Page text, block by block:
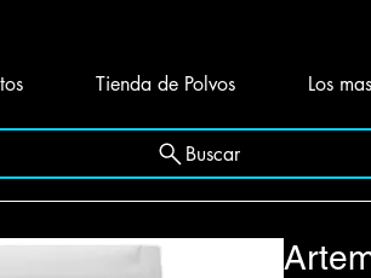
Tienda de Polvos Los
Buscar